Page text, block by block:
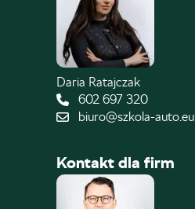
Daria Ratajczak
602 697 320
biuro@szkola-auto.eu
Kontakt dla firm